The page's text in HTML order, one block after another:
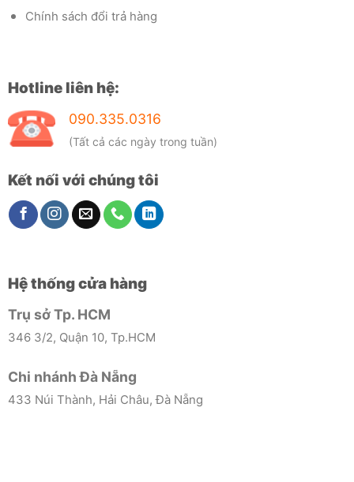
Chính sách đổi trả hàng
Hotline liên hệ:
090.335.0316
(Tất cả các ngày trong tuần)
Kết nối với chúng tôi
Hệ thống cửa hàng
Trụ sở Tp. HCM
346 3/2, Quận 10, Tp.HCM
Chi nhánh Đà Nẵng
433 Núi Thành, Hải Châu, Đà Nẵng